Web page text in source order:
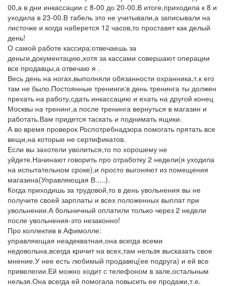
00,а в дни инкассации с 8-00 до 20-00.В итоге,приходила к 8 и
уходила в 23-00.В табель это не учитывали,а записывали на
листочке и когда наберется 12 часов,то проставят как делый
день!
О самой работе кассира:отвечаешь за
деньги,документацию,хотя за кассами совершают операции
все продавцы,а отвечаю я .
Весь день на ногах,выполняли обязанности охранника,т.к его
там не было.Постоянные тренинги:в день тренинга ты должен
прехать на работу,сдать инкассацию и ехать на другой конец
Москвы на тренинг,а после тренинга вернуться в магазин и
работать.Вам придется таскать и поднимать ящики.
А во время проверок Роспотребнадзора помогать прятать все
вещи,на которые не сертификатов.
Если вы захотели уволиться,то по хорошему не
уйдете.Начинают говорить про отработку 2 недели(я уходила
на испытательном сроке),и просто выгоняют из помещения
магазина(Управляющая В.....).
Когда приходишь за трудовой,то в день увольнения вы не
получите своей зарплаты и всех положенных выплат при
увольнении.А больничный оплатили только через 2 недели
после увольнения-это незаконно!
Про коллектив в Афимолле:
управляющая неадекватная,она всегда всеми
недовольна,всегда кричит на всех,там нельзя высказать свое
мнение.У нее есть любимый продавец(ее подруга) и ей все
привелегии.Ей можно ходит с телефоном в зале,остальным
нельзя.Она всегда ей помогала повысить ее продажи,т.е.